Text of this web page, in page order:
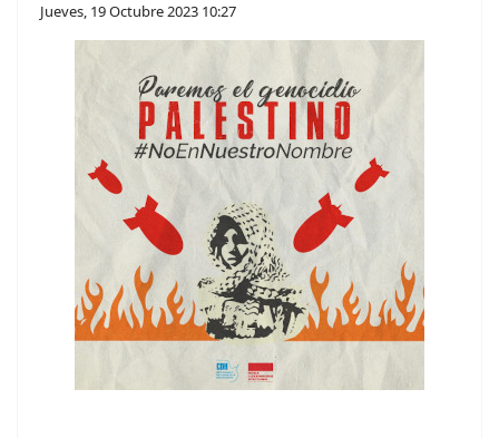
Jueves, 19 Octubre 2023 10:27